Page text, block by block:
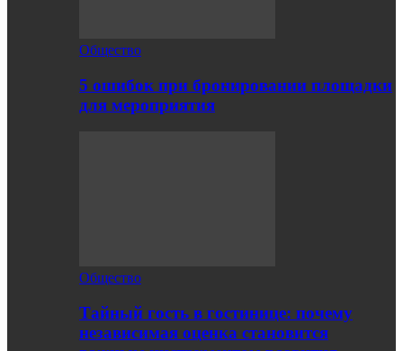
Общество
5 ошибок при бронировании площадки
для мероприятия
Общество
Тайный гость в гостинице: почему
независимая оценка становится